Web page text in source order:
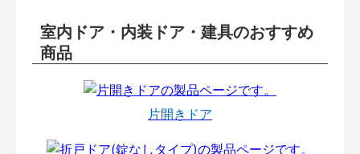
室内ドア・内装ドア・建具のおすすめ
商品
片開きドア